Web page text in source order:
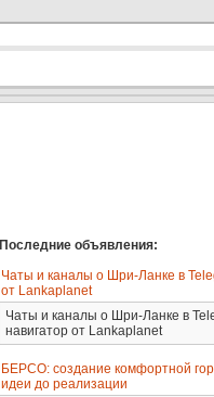
Последние объявления:
Чаты и каналы о Шри-Ланке в
от Lankaplanet
Чаты и каналы о Шри-Ланке в
навигатор от Lankaplanet
БЕРСО: создание комфортной
идеи до реализации